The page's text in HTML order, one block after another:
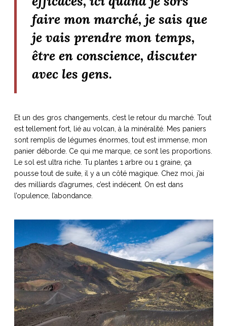
faire mon marché, je sais que
je vais prendre mon temps,
être en conscience, discuter
avec les gens.
Et un des gros changements, c’est le retour du marché. Tout
est tellement fort, lié au volcan, à la minéralité. Mes paniers
sont remplis de légumes énormes, tout est immense, mon
panier déborde. Ce qui me marque, ce sont les proportions.
Le sol est ultra riche. Tu plantes 1 arbre ou 1 graine, ça
pousse tout de suite, il y a un côté magique. Chez moi, j’ai
des milliards d’agrumes, c’est indécent. On est dans
l’opulence, l’abondance.